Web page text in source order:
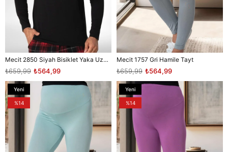
Mecit 2850 Siyah Bisiklet Yaka Uzun Kollu Likralı Pamuk Erkek Tişört
₺564,99
₺659,99
Mecit 1757 Gri Hamile Tayt
₺564,99
₺659,99
Yeni
Ürün
%14
Yeni
Ürün
%14